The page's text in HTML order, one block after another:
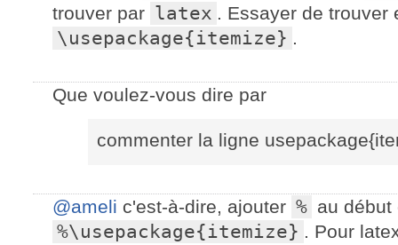
trouver par latex . Essayer de trouver
\usepackage{itemize} .
Que voulez-vous dire par
commenter la ligne
@ameli c'est-à-dire, ajouter % au début
%\usepackage{itemize} . Pour